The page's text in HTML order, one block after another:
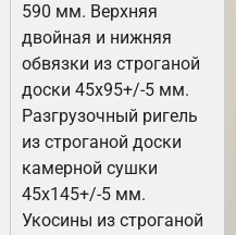
590 мм. Верхняя
двойная и нижняя
обвязки из строганой
доски 45х95+/-5 мм.
Разгрузочный ригель
из строганой доски
камерной сушки
45х145+/-5 мм.
Укосины из строганой